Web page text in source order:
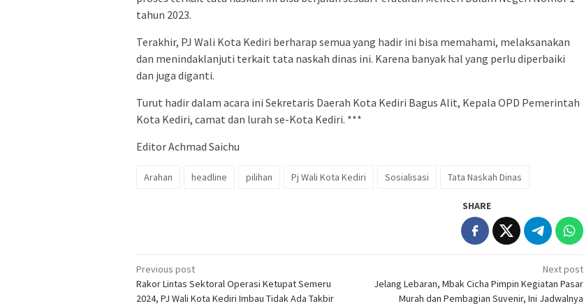
tahun 2023.
Terakhir, PJ Wali Kota Kediri berharap semua yang hadir ini bisa memahami, melaksanakan
dan menindaklanjuti terkait tata naskah dinas ini. Karena banyak hal yang perlu diperbaiki
dan juga diganti.
Turut hadir dalam acara ini Sekretaris Daerah Kota Kediri Bagus Alit, Kepala OPD Pemerintah
Kota Kediri, camat dan lurah se-Kota Kediri. ***
Editor Achmad Saichu
Arahan headline pilihan Pj Wali Kota Kediri Sosialisasi Tata Naskah Dinas
SHARE
Post
navigation
Previous post
Rakor Lintas Sektoral Operasi Ketupat Semeru
2024, PJ Wali Kota Kediri Imbau Tidak Ada Takbir
Next post
Jelang Lebaran, Mbak Cicha Pimpin Kegiatan Pasar
Murah dan Pembagian Suvenir, Ini Jadwalnya